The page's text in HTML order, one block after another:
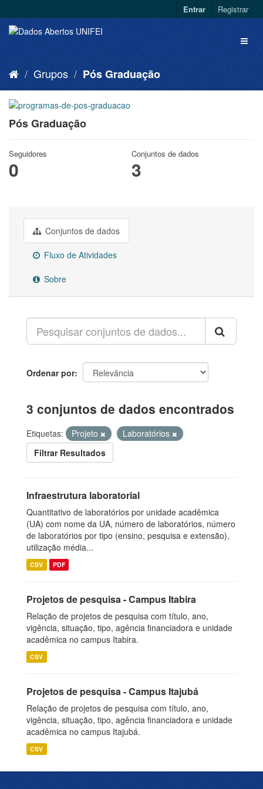
Entrar Registrar
Grupos Pós Graduação
Pós Graduação
Seguidores
0
Conjuntos de dados
3
Conjuntos de dados
Fluxo de Atividades
Sobre
Ordenar por
3 conjuntos de dados encontrados
Etiquetas: Projeto
Laboratórios
Filtrar Resultados
Infraestrutura laboratorial
Quantitativo de laboratórios por unidade acadêmica
(UA) com nome da UA, número de laboratórios, número
de laboratórios por tipo (ensino, pesquisa e extensão),
utilização média...
CSV PDF
Projetos de pesquisa - Campus Itabira
Relação de projetos de pesquisa com título, ano,
vigência, situação, tipo, agência financiadora e unidade
acadêmica no campus Itabira.
CSV
Projetos de pesquisa - Campus Itajubá
Relação de projetos de pesquisa com título, ano,
vigência, situação, tipo, agência financiadora e unidade
acadêmica no campus Itajubá.
CSV